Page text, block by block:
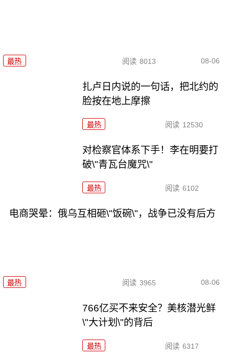
最热 阅读 8013 08-06
扎卢日内说的一句话，把北约的
脸按在地上摩擦
最热 阅读 12530
对检察官体系下手！李在明要打
破\"青瓦台魔咒\"
最热 阅读 6102
电商哭晕：俄乌互相砸\"饭碗\"，战争已没有后方
最热 阅读 3965 08-06
766亿买不来安全？美核潜光鲜
\"大计划\"的背后
最热 阅读 6317